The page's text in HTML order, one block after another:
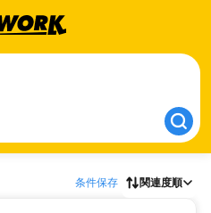
条件保存 関連度順